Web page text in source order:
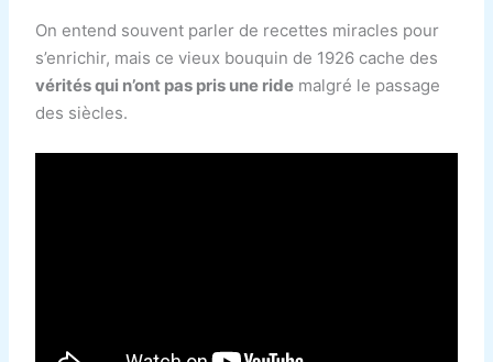
On entend souvent parler de recettes miracles pour
s’enrichir, mais ce vieux bouquin de 1926 cache des
vérités qui n’ont pas pris une ride malgré le passage
des siècles.